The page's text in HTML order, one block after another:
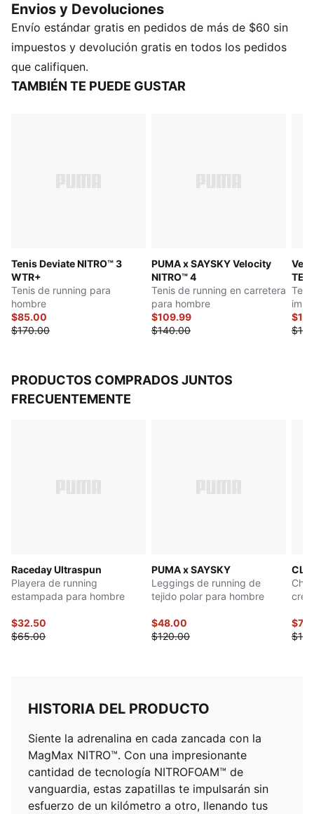
Alrededor del pie encontrarás una malla cómoda, una
lengüeta de punto de lujo y un talón acolchado.
PUMAGRIP protege la preciada NITROFOAM™ y
proporciona una tracción de primera que te mantiene
firme sobre tus pies.
Ajuste regular
Empeine de malla de alta tecnología
Altura de la suela: 46 mm/38 mm
Peso de los tenis: 290g (UK8)
Drop de talón a punta: 8mm
Envios y Devoluciones
Envío estándar gratis en pedidos de más de $60 sin
impuestos y devolución gratis en todos los pedidos
que califiquen.
TAMBIÉN TE PUEDE GUSTAR
Tenis Deviate NITRO™ 3
WTR+
Tenis de running para
hombre
$85.00
$170.00
PUMA x SAYSKY Velocity
NITRO™ 4
Tenis de running en carretera
para hombre
$109.99
$140.00
PRODUCTOS COMPRADOS JUNTOS
FRECUENTEMENTE
Raceday Ultraspun
Playera de running
estampada para hombre
$32.50
$65.00
PUMA x SAYSKY
Leggings de running de
tejido polar para hombre
$48.00
$120.00
HISTORIA DEL PRODUCTO
Siente la adrenalina en cada zancada con la
MagMax NITRO™. Con una impresionante
cantidad de tecnología NITROFOAM™ de
vanguardia, estas zapatillas te impulsarán sin
esfuerzo de un kilómetro a otro, llenando tus